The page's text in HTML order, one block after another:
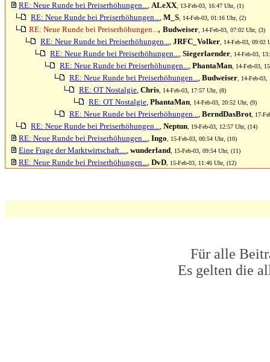
RE: Neue Runde bei Preiserhöhungen..., ALeXX , 13-Feb-03, 16:47 Uhr, (1)
RE: Neue Runde bei Preiserhöhungen..., M_S , 14-Feb-03, 01:16 Uhr, (2)
RE: Neue Runde bei Preiserhöhungen..., Budweiser , 14-Feb-03, 07:02 Uhr, (3)
RE: Neue Runde bei Preiserhöhungen..., JRFC_Volker , 14-Feb-03, 09:02
RE: Neue Runde bei Preiserhöhungen..., Siegerlaender , 14-Feb-03,
RE: Neue Runde bei Preiserhöhungen..., PhantaMan , 14-Feb-03,
RE: Neue Runde bei Preiserhöhungen..., Budweiser , 14-Feb-
RE: OT Nostalgie, Chris , 14-Feb-03, 17:57 Uhr, (8)
RE: OT Nostalgie, PhantaMan , 14-Feb-03, 20:52 Uhr, (9)
RE: Neue Runde bei Preiserhöhungen..., BerndDasBrot , 17-
RE: Neue Runde bei Preiserhöhungen..., Neptun , 19-Feb-03, 12:57 Uhr, (14)
RE: Neue Runde bei Preiserhöhungen..., Ingo , 15-Feb-03, 00:54 Uhr, (10)
Eine Frage der Marktwirtschaft...., wunderland , 15-Feb-03, 09:54 Uhr, (11)
RE: Neue Runde bei Preiserhöhungen..., DvD , 15-Feb-03, 11:46 Uhr, (12)
Für alle
Es gelten die